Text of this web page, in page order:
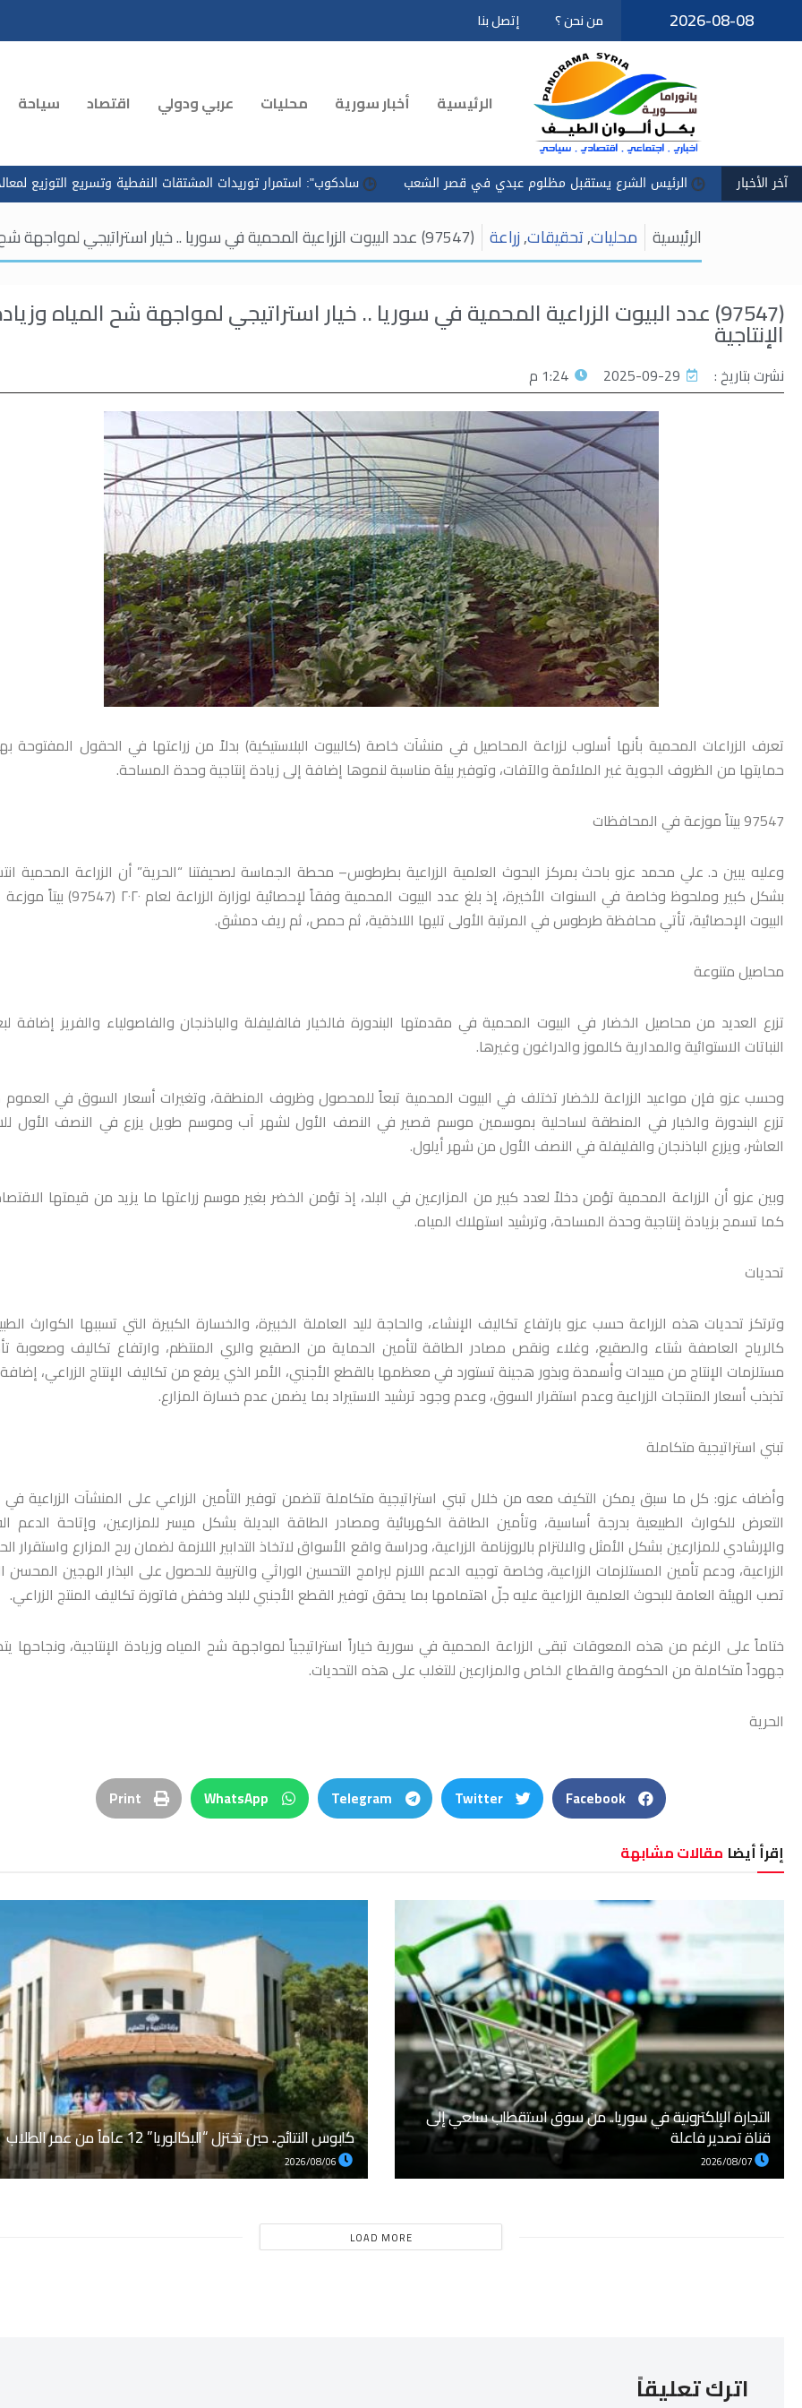
تخطى
2026-08-08 من نحن ؟ إتصل بنا
الرئيسية أخبار سورية محليات عربي ودولي اقتصاد سياحة
آخر الأخبار الرئيس الشرع يستقبل مظلوم عبدي في قصر الشعب سادكوب": استمرار توريدات المشتقات النفطية وتسريع التوزيع
الرئيسية محليات,تحقيقات,زراعة (97547) عدد البيوت الزراعية المحمية في سوريا .. خيار استراتيجي لمواجهة شح المياه وزيادة الإنتاجية
(97547) عدد البيوت الزراعية المحمية في سوريا .. خيار استراتيجي لمواجهة شح المياه
الإنتاجية
نشرت بتاريخ : 2025-09-29 1:24 م
تعرف الزراعات المحمية بأنها أسلوب لزراعة المحاصيل في منشآت خاصة (كالبيوت البلاستيكية) بدلاً من زراعتها في الحقول المفتوحة
حمايتها من الظروف الجوية غير الملائمة والآفات، وتوفير بيئة مناسبة لنموها إضافة إلى زيادة إنتاجية وحدة المساحة.
97547 بيتاً موزعة في المحافظات
وعليه يبين د. علي محمد عزو باحث بمركز البحوث العلمية الزراعية بطرطوس– محطة الجماسة لصحيفتنا “الحرية” أن الزراعة المحمية
بشكل كبير وملحوظ وخاصة في السنوات الأخيرة، إذ بلغ عدد البيوت المحمية وفقاً لإحصائية لوزارة
البيوت الإحصائية، تأتي محافظة طرطوس في المرتبة الأولى تليها اللاذقية، ثم حمص، ثم ريف دمشق.
محاصيل متنوعة
تزرع العديد من محاصيل الخضار في البيوت المحمية في مقدمتها البندورة فالخيار فالفليفلة والباذنجان والفاصولياء والفريز إضافة
النباتات الاستوائية والمدارية كالموز والدراغون وغيرها.
وحسب عزو فإن مواعيد الزراعة للخضار تختلف في البيوت المحمية تبعاً للمحصول وظروف المنطقة، وتغيرات أسعار السوق في
تزرع البندورة والخيار في المنطقة لساحلية بموسمين موسم قصير في النصف الأول لشهر آب وموسم طويل يزرع في النصف الأول
العاشر، ويزرع الباذنجان والفليفلة في النصف الأول من شهر أيلول.
وبين عزو أن الزراعة المحمية تؤمن دخلاً لعدد كبير من المزارعين في البلد، إذ تؤمن الخضر بغير موسم زراعتها ما يزيد من قيمتها
كما تسمح بزيادة إنتاجية وحدة المساحة، وترشيد استهلاك المياه.
تحديات
وترتكز تحديات هذه الزراعة حسب عزو بارتفاع تكاليف الإنشاء، والحاجة لليد العاملة الخبيرة، والخسارة الكبيرة التي تسببها الكوارث
كالرياح العاصفة شتاء والصقيع، وغلاء ونقص مصادر الطاقة لتأمين الحماية من الصقيع والري المنتظم، وارتفاع تكاليف وصعوبة
مستلزمات الإنتاج من مبيدات وأسمدة وبذور هجينة تستورد في معظمها بالقطع الأجنبي، الأمر الذي يرفع من تكاليف الإنتاج الزراعي،
تذبذب أسعار المنتجات الزراعية وعدم استقرار السوق، وعدم وجود ترشيد الاستيراد بما يضمن عدم خسارة المزارع.
تبني استراتيجية متكاملة
وأضاف عزو: كل ما سبق يمكن التكيف معه من خلال تبني استراتيجية متكاملة تتضمن توفير التأمين الزراعي على المنشآت الزراعية
التعرض للكوارث الطبيعية بدرجة أساسية، وتأمين الطاقة الكهربائية ومصادر الطاقة البديلة بشكل ميسر للمزارعين، وإتاحة الدعم
والإرشادي للمزارعين بشكل الأمثل والالتزام بالروزنامة الزراعية، ودراسة واقع الأسواق لاتخاذ التدابير اللازمة لضمان ربح المزارع واستقرار
الزراعية، ودعم تأمين المستلزمات الزراعية، وخاصة توجيه الدعم اللازم لبرامج التحسين الوراثي والتربية للحصول على البذار الهجين المحسن
تصب الهيئة العامة للبحوث العلمية الزراعية عليه جلّ اهتمامها بما يحقق توفير القطع الأجنبي للبلد وخفض فاتورة تكاليف المنتج الزراعي.
ختاماً على الرغم من هذه المعوقات تبقى الزراعة المحمية في سورية خياراً استراتيجياً لمواجهة شح المياه وزيادة الإنتاجية، ونجاحها
جهوداً متكاملة من الحكومة والقطاع الخاص والمزارعين للتغلب على هذه التحديات.
الحرية
Facebook
Twitter
Telegram
WhatsApp
Print
إقرأ أيضا مقالات مشابهة
التجارة الإلكترونية في سوريا.. من سوق استقطاب سلعي إلى
قناة تصدير فاعلة كابوس النتائج.. حين تختزل “البكالوريا” 12 عاماً من عمر الطلاب
LOAD MORE
اترك تعليقاً